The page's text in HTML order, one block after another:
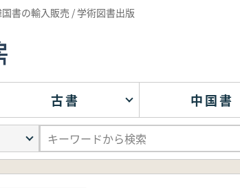
書の輸入販売 / 学術図書出版
古書 中国書